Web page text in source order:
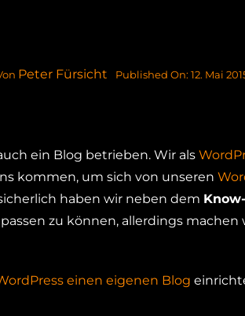
Peter Fürsicht Published On: 12. Mai
ein Blog betrieben. Wir als
kommen, um sich von unseren
haben wir neben dem
zu können, allerdings machen
einen eigenen Blog